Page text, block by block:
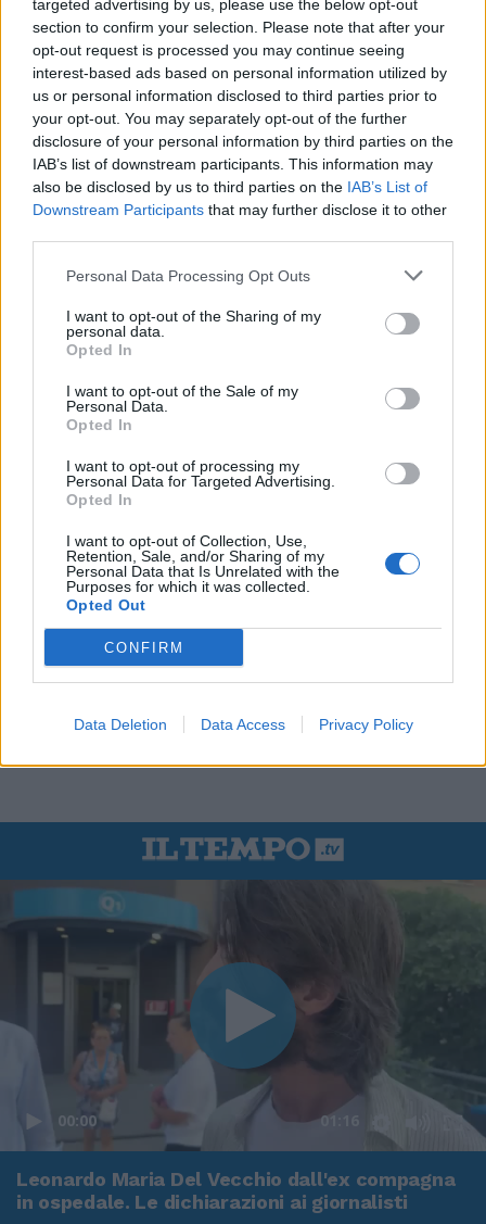
targeted advertising by us, please use the below opt-out
section to confirm your selection. Please note that after your
opt-out request is processed you may continue seeing
interest-based ads based on personal information utilized by
us or personal information disclosed to third parties prior to
your opt-out. You may separately opt-out of the further
disclosure of your personal information by third parties on the
IAB’s list of downstream participants. This information may
also be disclosed by us to third parties on the IAB’s List of
Downstream Participants that may further disclose it to other
Personal Data Processing Opt Outs
I want to opt-out of the Sharing of my
personal data.
Opted In
I want to opt-out of the Sale of my
Personal Data.
Opted In
I want to opt-out of processing my
Personal Data for Targeted Advertising.
Opted In
I want to opt-out of Collection, Use,
Retention, Sale, and/or Sharing of my
Personal Data that Is Unrelated with the
Purposes for which it was collected.
Opted Out
CONFIRM
Data Deletion Data Access Privacy Policy
00:00 01:16
Leonardo Maria Del Vecchio dall'ex compagna
in ospedale. Le dichiarazioni ai giornalisti